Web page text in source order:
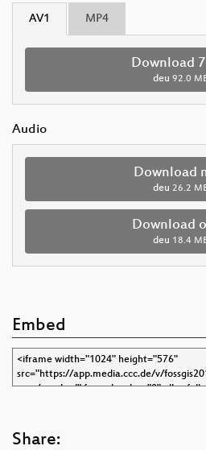
AV1 MP4
Download
deu 92.0
Audio
Download
deu 26.2
Download
deu 18.4
Embed
Share: